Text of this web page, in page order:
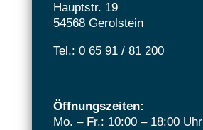
Hauptstr. 19
54568 Gerolstein
Tel.: 0 65 91 / 81 200
Öffnungszeiten:
Mo. – Fr.: 10:00 – 18:00 Uhr